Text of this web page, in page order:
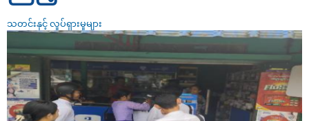
သတင်းနှင့် လှုပ်ရှားမှုများ